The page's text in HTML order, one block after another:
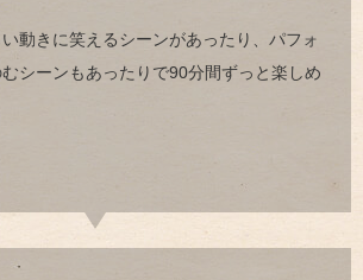
動きに笑えるシーンがあったり、パフォ
シーンもあったりで90分間ずっと楽しめ